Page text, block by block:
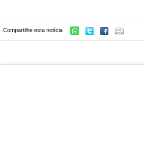
Compartilhe esta notícia